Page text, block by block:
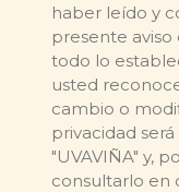
haber leído y
presente
todo lo
usted
cambio o
privacidad
"UVAVIÑA" y,
consultarlo en